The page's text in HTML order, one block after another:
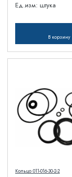
Ед.изм: штука
В корзину
Кольцо 011-016-30-2-2